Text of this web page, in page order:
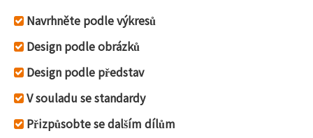
 Navrhněte podle výkresů
 Design podle obrázků
 Design podle představ
 V souladu se standardy
 Přizpůsobte se dalším dílům